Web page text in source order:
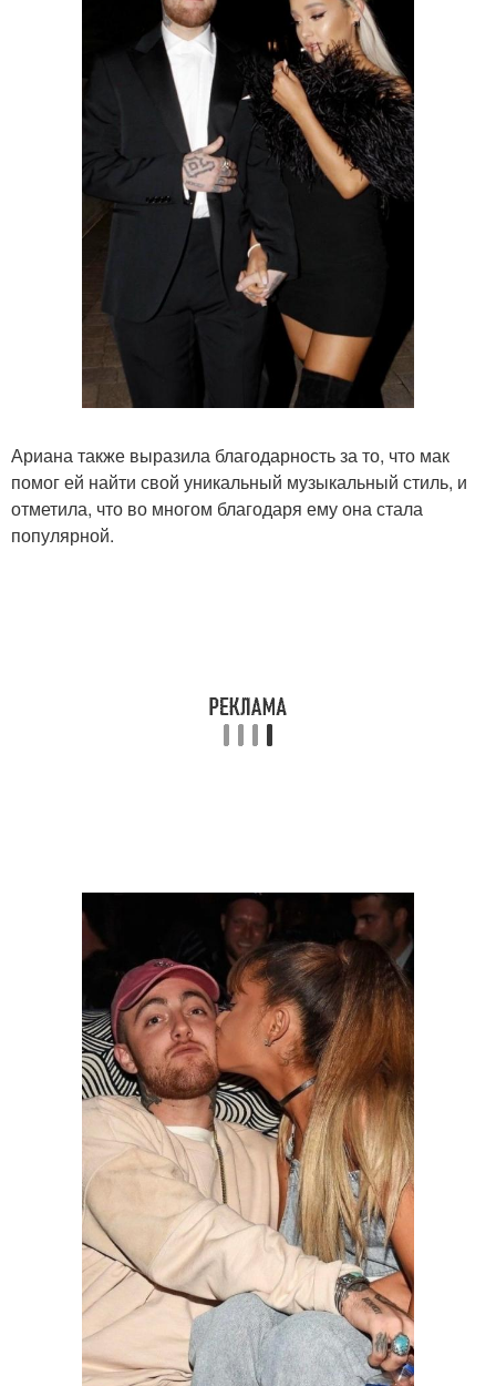
Ариана также выразила благодарность за то, что мак
помог ей найти свой уникальный музыкальный стиль, и
отметила, что во многом благодаря ему она стала
популярной.